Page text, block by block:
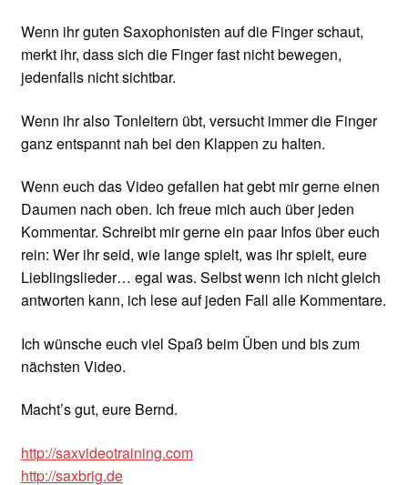
Wenn ihr guten Saxophonisten auf die Finger schaut,
merkt ihr, dass sich die Finger fast nicht bewegen,
jedenfalls nicht sichtbar.
Wenn ihr also Tonleitern übt, versucht immer die Finger
ganz entspannt nah bei den Klappen zu halten.
Wenn euch das Video gefallen hat gebt mir gerne einen
Daumen nach oben. Ich freue mich auch über jeden
Kommentar. Schreibt mir gerne ein paar Infos über euch
rein: Wer ihr seid, wie lange spielt, was ihr spielt, eure
Lieblingslieder… egal was. Selbst wenn ich nicht gleich
antworten kann, ich lese auf jeden Fall alle Kommentare.
Ich wünsche euch viel Spaß beim Üben und bis zum
nächsten Video.
Macht’s gut, eure Bernd.
http://saxvideotraining.com
http://saxbrig.de